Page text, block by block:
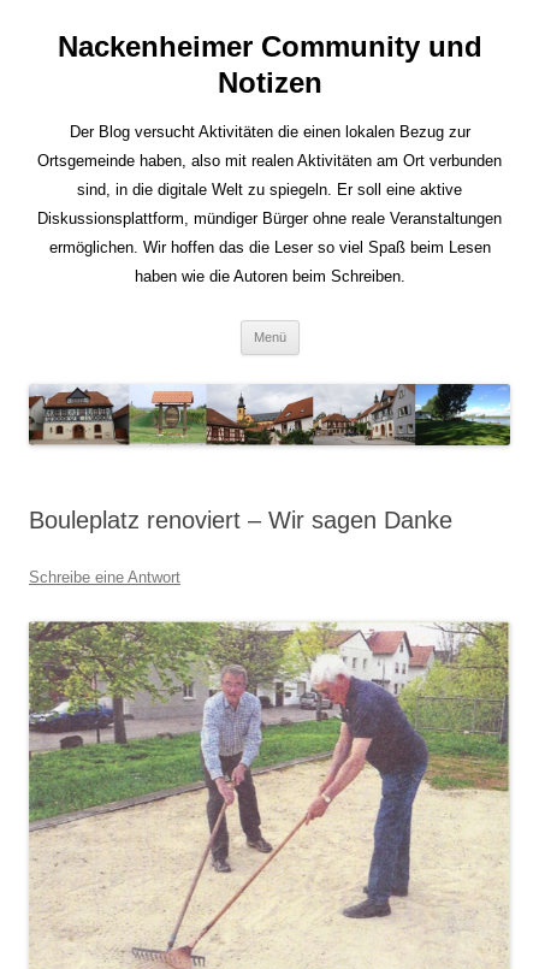
Nackenheimer Community und
Notizen
Der Blog versucht Aktivitäten die einen lokalen Bezug zur
Ortsgemeinde haben, also mit realen Aktivitäten am Ort verbunden
sind, in die digitale Welt zu spiegeln. Er soll eine aktive
Diskussionsplattform, mündiger Bürger ohne reale Veranstaltungen
ermöglichen. Wir hoffen das die Leser so viel Spaß beim Lesen
haben wie die Autoren beim Schreiben.
Menü
Bouleplatz renoviert – Wir sagen Danke
Schreibe eine Antwort